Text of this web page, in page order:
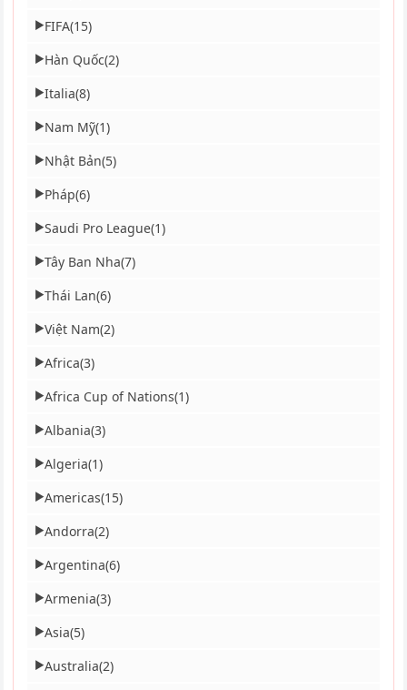
▶FIFA(15)
▶Hàn Quốc(2)
▶Italia(8)
▶Nam Mỹ(1)
▶Nhật Bản(5)
▶Pháp(6)
▶Saudi Pro League(1)
▶Tây Ban Nha(7)
▶Thái Lan(6)
▶Việt Nam(2)
▶Africa(3)
▶Africa Cup of Nations(1)
▶Albania(3)
▶Algeria(1)
▶Americas(15)
▶Andorra(2)
▶Argentina(6)
▶Armenia(3)
▶Asia(5)
▶Australia(2)